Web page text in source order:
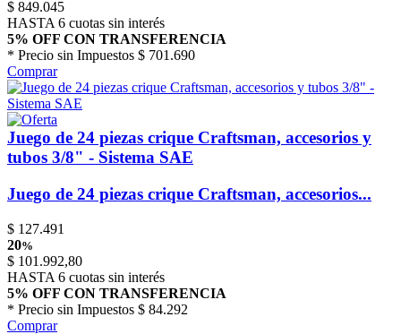
$ 849.045
HASTA 6 cuotas sin interés
5% OFF CON TRANSFERENCIA
* Precio sin Impuestos $ 701.690
Comprar
Juego de 24 piezas crique Craftsman, accesorios y
tubos 3/8" - Sistema SAE
Juego de 24 piezas crique Craftsman, accesorios...
$ 127.491
20%
$ 101.992,80
HASTA 6 cuotas sin interés
5% OFF CON TRANSFERENCIA
* Precio sin Impuestos $ 84.292
Comprar